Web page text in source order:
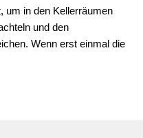
um in den Kellerräumen
und den
Wenn erst einmal die